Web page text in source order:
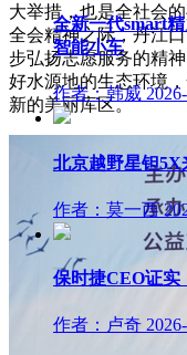
大举措，也是全社会
全会精神之际，丹江
步弘扬志愿服务的精
好水源地的生态环境
新的美丽库区。
全新一代smart
智能小车
作者：韩威
北京越野星钽5X
作者：莫一西
保时捷CEO证实
作者：卢奇